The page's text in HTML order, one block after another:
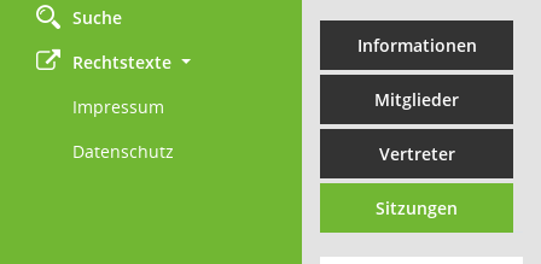
Suche
Rechtstexte
Impressum
Datenschutz
Informationen
Mitglieder
Vertreter
Sitzungen